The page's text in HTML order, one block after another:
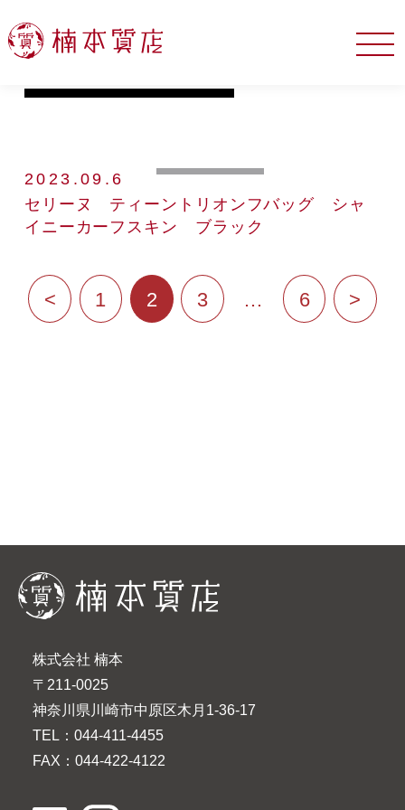
セリーヌ
2023.09.6
セリーヌ ティーントリオンフバッグ シャ
イニーカーフスキン ブラック
投
稿
< 1 2 3 … 6 >
株式会社 楠本
〒211-0025
神奈川県川崎市中原区木月1-36-17
TEL：044-411-4455
FAX：044-422-4122